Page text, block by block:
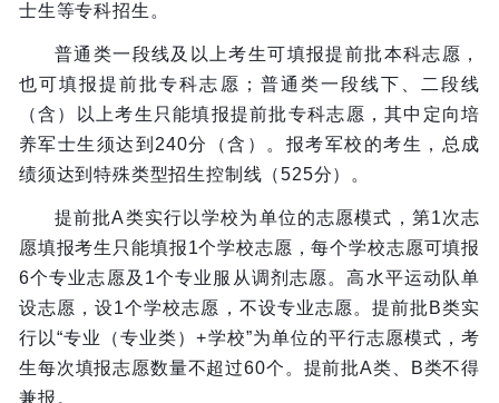
士生等专科招生。
普通类一段线及以上考生可填报提前批本科志愿，
也可填报提前批专科志愿；普通类一段线下、二段线
（含）以上考生只能填报提前批专科志愿，其中定向培
养军士生须达到240分（含）。报考军校的考生，总成
绩须达到特殊类型招生控制线（525分）。
提前批A类实行以学校为单位的志愿模式，第1次志
愿填报考生只能填报1个学校志愿，每个学校志愿可填报
6个专业志愿及1个专业服从调剂志愿。高水平运动队单
设志愿，设1个学校志愿，不设专业志愿。提前批B类实
行以“专业（专业类）+学校”为单位的平行志愿模式，考
生每次填报志愿数量不超过60个。提前批A类、B类不得
兼报。